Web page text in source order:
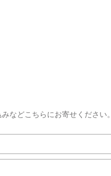
などこちらにお寄せください。